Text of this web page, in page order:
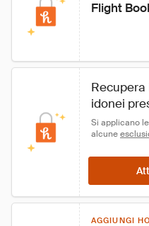
Flight
Recupera
idonei
Si applicano le
alcune
AGGIUNGI